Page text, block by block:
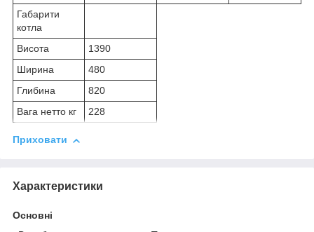
Габарити
котла
Висота
1390
Ширина
480
Глибина
820
Вага нетто кг
228
Приховати
Характеристики
Основні